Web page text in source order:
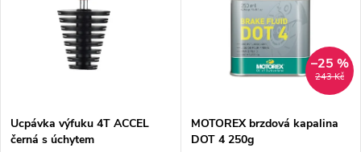
ů
ů
Ucpávka výfuku 4T ACCEL
černá s úchytem
243 Kč
–25 %
MOTOREX brzdová kapalina
DOT 4 250g